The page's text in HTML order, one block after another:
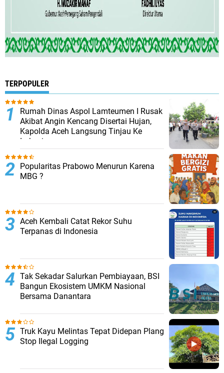
TERPOPULER
Rumah Dinas Aspol Lamteumen I Rusak
Akibat Angin Kencang Disertai Hujan,
Kapolda Aceh Langsung Tinjau Ke
Lokasi
Popularitas Prabowo Menurun Karena
MBG ?
Aceh Kembali Catat Rekor Suhu
Terpanas di Indonesia
Tak Sekadar Salurkan Pembiayaan, BSI
Bangun Ekosistem UMKM Nasional
Bersama Danantara
Truk Kayu Melintas Tepat Didepan Plang
Stop Ilegal Logging